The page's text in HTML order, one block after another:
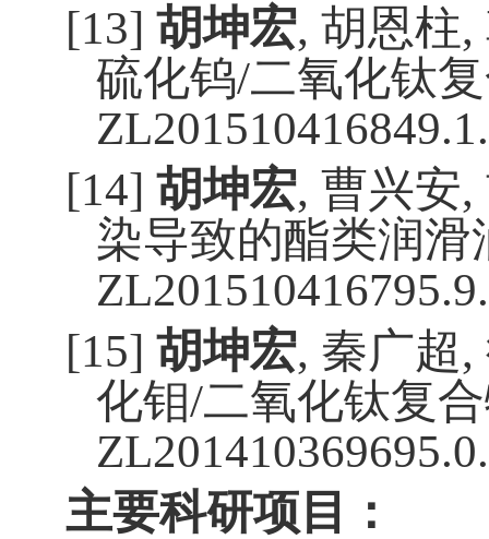
[13] 胡坤宏, 胡恩柱,
硫化钨/二氧化钛
ZL201510416849.1.
[14] 胡坤宏, 曹兴安,
染导致的酯类润
ZL201510416795.9.
[15] 胡坤宏, 秦广超,
化钼/二氧化钛复
ZL201410369695.0.
主要科研项目：